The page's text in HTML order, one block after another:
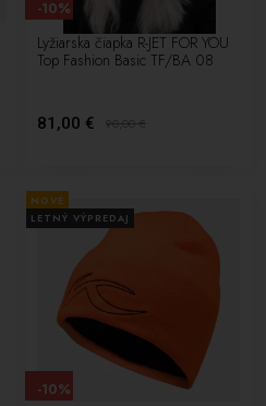
Lyžiarska čiapka R-JET FOR YOU
Top Fashion Basic TF/BA 08
81,00 € 90,00€
-10%
NOVÉ
LETNÝ VÝPREDAJ
-10%